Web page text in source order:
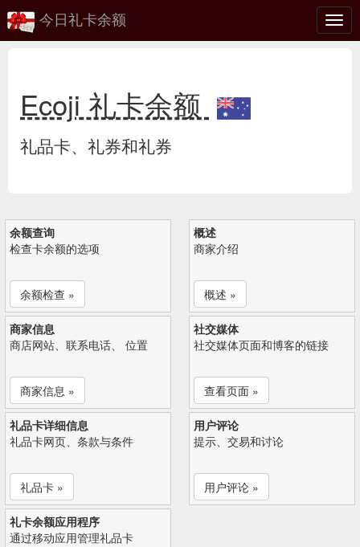
切
换
今日礼卡余额
Ecoji 礼卡余额
礼品卡、礼券和礼券
余额查询
检查卡余额的选项
余额检查 »
概述
商家介绍
概述 »
商家信息
商店网站、联系电话、 位置
商家信息 »
社交媒体
社交媒体页面和博客的链接
查看页面 »
礼品卡详细信息
礼品卡网页、条款与条件
礼品卡 »
用户评论
提示、交易和讨论
用户评论 »
礼卡余额应用程序
通过移动应用管理礼品卡